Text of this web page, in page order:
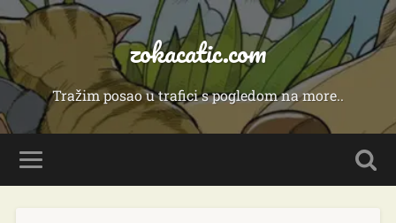
zokacatic.com
Tražim posao u trafici s pogledom na more..